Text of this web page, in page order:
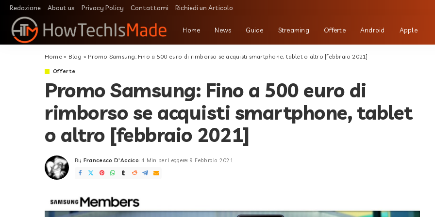
Redazione About us Privacy Policy Contattami Richiedi un Articolo
Home News Guide Streaming Offerte Android Apple
Home» Blog » Promo Samsung: Fino a 500 euro di rimborso se acquisti smartphone, tablet o altro [febbraio 2021]
Offerte
Promo Samsung: Fino a 500 euro di
rimborso se acquisti smartphone, tablet
o altro [febbraio 2021]
Posted
by
By Francesco D'Accico 4 Min per Leggere 9 Febbraio 2021